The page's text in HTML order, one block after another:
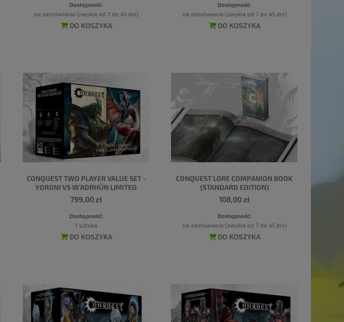
Dostępność:
na zamówienie (zwykle od 7 do 45 dni)
DO KOSZYKA
Dostępność:
na zamówienie (zwykle od 7 do 45 dni)
DO KOSZYKA
CONQUEST TWO PLAYER VALUE SET -
YORONI VS W’ADRHŬN LIMITED
799,00 zł
Dostępność:
1 sztuka
DO KOSZYKA
CONQUEST LORE COMPANION BOOK
(STANDARD EDITION)
108,00 zł
Dostępność:
na zamówienie (zwykle od 7 do 45 dni)
DO KOSZYKA